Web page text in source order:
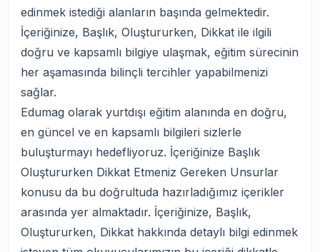
edinmek istediği alanların başında gelmektedir.
İçeriğinize, Başlık, Oluştururken, Dikkat ile ilgili
doğru ve kapsamlı bilgiye ulaşmak, eğitim sürecinin
her aşamasında bilinçli tercihler yapabilmenizi
sağlar.
Edumag olarak yurtdışı eğitim alanında en doğru,
en güncel ve en kapsamlı bilgileri sizlerle
buluşturmayı hedefliyoruz. İçeriğinize Başlık
Oluştururken Dikkat Etmeniz Gereken Unsurlar
konusu da bu doğrultuda hazırladığımız içerikler
arasında yer almaktadır. İçeriğinize, Başlık,
Oluştururken, Dikkat hakkında detaylı bilgi edinmek